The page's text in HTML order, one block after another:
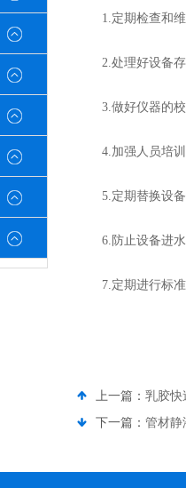
1.定期检查和维
2.处理好设备存
3.做好仪器的校
4.加强人员培训
5.定期替换设备
6.防止设备进水
7.定期进行标准
上一篇： 乳胶快
下一篇： 管材静